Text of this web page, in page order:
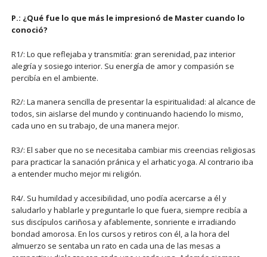
P.: ¿Qué fue lo que más le impresionó de Master cuando lo
conoció?
R1/: Lo que reflejaba y transmitía: gran serenidad, paz interior
alegría y sosiego interior. Su energía de amor y compasión se
percibía en el ambiente.
R2/: La manera sencilla de presentar la espiritualidad: al alcance de
todos, sin aislarse del mundo y continuando haciendo lo mismo,
cada uno en su trabajo, de una manera mejor.
R3/: El saber que no se necesitaba cambiar mis creencias religiosas
para practicar la sanación pránica y el arhatic yoga. Al contrario iba
a entender mucho mejor mi religión.
R4/. Su humildad y accesibilidad, uno podía acercarse a él y
saludarlo y hablarle y preguntarle lo que fuera, siempre recibía a
sus discípulos cariñosa y afablemente, sonriente e irradiando
bondad amorosa. En los cursos y retiros con él, a la hora del
almuerzo se sentaba un rato en cada una de las mesas a